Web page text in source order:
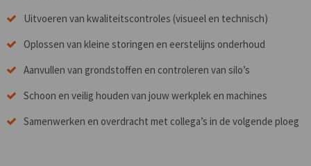
Uitvoeren van kwaliteitscontroles (visueel en technisch)
Oplossen van kleine storingen en eerstelijns onderhoud
Aanvullen van grondstoffen en controleren van silo’s
Schoon en veilig houden van jouw werkplek en machines
Samenwerken en overdracht met collega’s in de volgende ploeg